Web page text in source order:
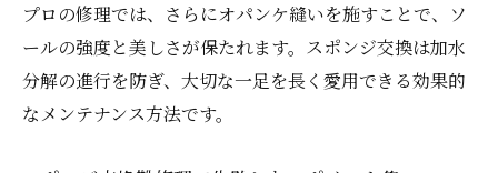
プロの修理では、さらにオパンケ縫いを施すことで、ソ
ールの強度と美しさが保たれます。スポンジ交換は加水
分解の進行を防ぎ、大切な一足を長く愛用できる効果的
なメンテナンス方法です。